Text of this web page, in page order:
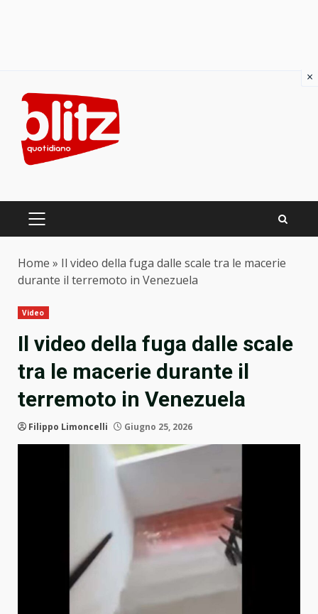
content
PRIMARY
Home » Il video della fuga dalle scale tra le macerie
durante il terremoto in Venezuela
Video
Il video della fuga dalle scale
tra le macerie durante il
terremoto in Venezuela
Filippo Limoncelli Giugno 25, 2026
×